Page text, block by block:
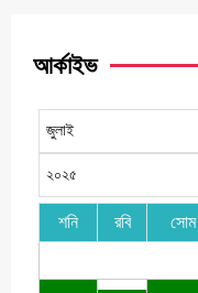
আর্কাইভ
শনি রবি সোম